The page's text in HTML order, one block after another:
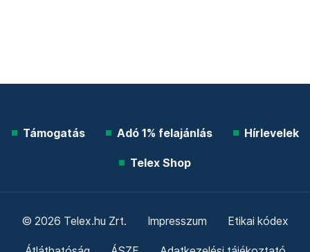
Támogatás Adó 1% felajánlás Hírlevelek
Telex Shop
© 2026 Telex.hu Zrt. Impresszum Etikai kódex